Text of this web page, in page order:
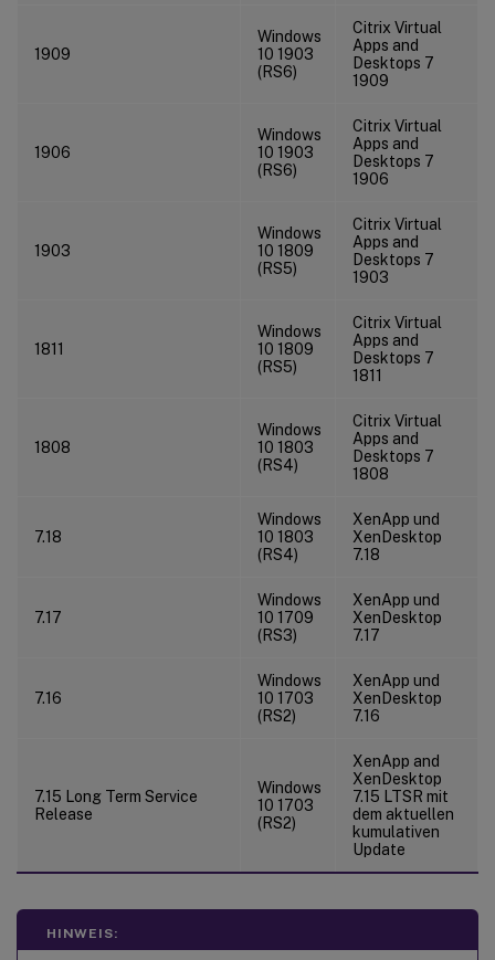
1909
Windows
10 1903
(RS6)
Citrix Virtual
Apps and
Desktops 7
1909
1906
Windows
10 1903
(RS6)
Citrix Virtual
Apps and
Desktops 7
1906
1903
Windows
10 1809
(RS5)
Citrix Virtual
Apps and
Desktops 7
1903
1811
Windows
10 1809
(RS5)
Citrix Virtual
Apps and
Desktops 7
1811
1808
Windows
10 1803
(RS4)
Citrix Virtual
Apps and
Desktops 7
1808
7.18
Windows
10 1803
(RS4)
XenApp und
XenDesktop
7.18
7.17
Windows
10 1709
(RS3)
XenApp und
XenDesktop
7.17
7.16
Windows
10 1703
(RS2)
XenApp und
XenDesktop
7.16
7.15 Long Term Service
Release
Windows
10 1703
(RS2)
XenApp and
XenDesktop
7.15 LTSR mit
dem aktuellen
kumulativen
Update
HINWEIS: